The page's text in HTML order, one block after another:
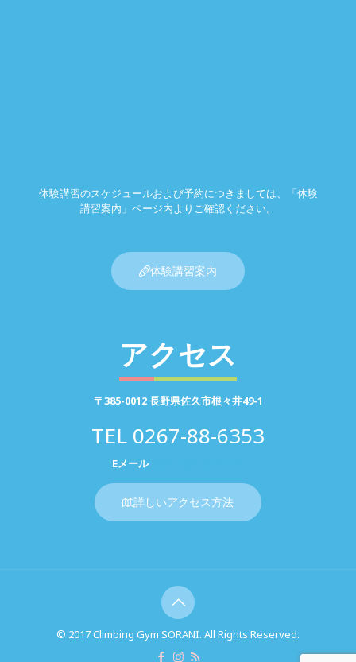
体験講習のスケジュールおよび予約につきましては、「体験
講習案内」ページ内よりご確認ください。
体験講習案内
アクセス
〒385-0012 長野県佐久市根々井49-1
TEL 0267-88-6353
Eメール
詳しいアクセス方法
© 2017 Climbing Gym SORANI. All Rights Reserved.